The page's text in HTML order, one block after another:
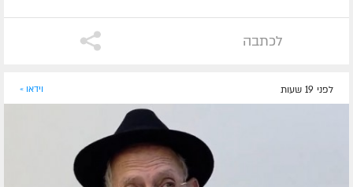
לכתבה
לפני 19 שעות וידאו »